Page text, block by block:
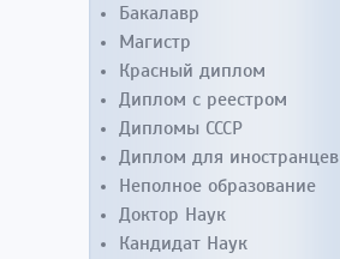
Бакалавр
Магистр
Красный диплом
Диплом с реестром
Дипломы СССР
Диплом для иностранцев
Неполное образование
Доктор Наук
Кандидат Наук